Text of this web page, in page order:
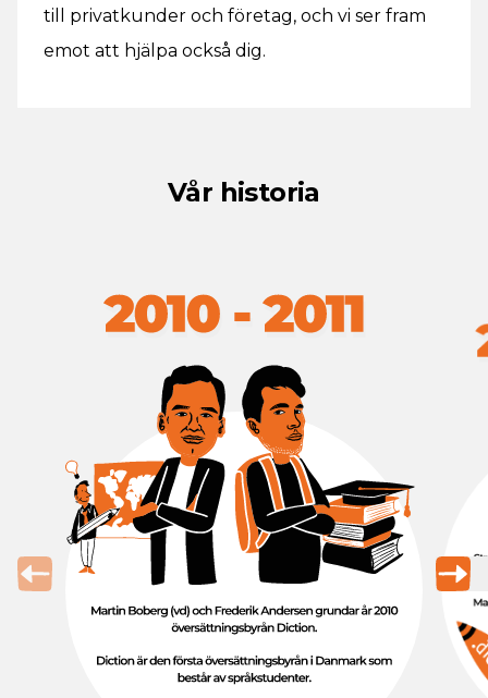
till privatkunder och företag, och vi ser fram
emot att hjälpa också dig.
Vår historia